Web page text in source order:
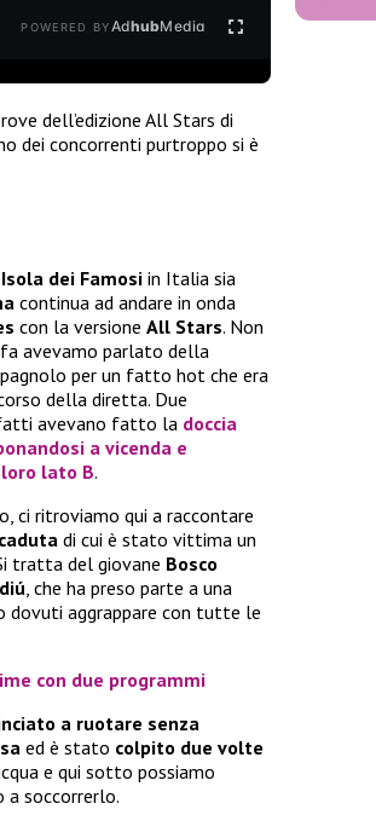
POWERED BYAdhubMedia
dell’edizione All Stars di
dei concorrenti purtroppo si è
dei Famosiin Italia sia
continua ad andare in onda
con la versione All Stars. Non
avevamo parlato della
per un fatto hot che era
della diretta. Due
avevano fatto la doccia
a vicenda e
lato B.
ci ritroviamo qui a raccontare
di cui è stato vittima un
tratta del giovane Bosco
, che ha preso parte a una
dovuti aggrappare con tutte le
con due programmi
a ruotare senza
ed è stato colpito due volte
e qui sotto possiamo
soccorrerlo.